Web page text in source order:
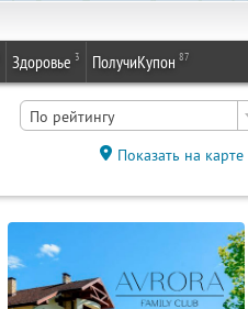
Здоровье 3 ПолучиКупон 87
По рейтингу
Показать на карте